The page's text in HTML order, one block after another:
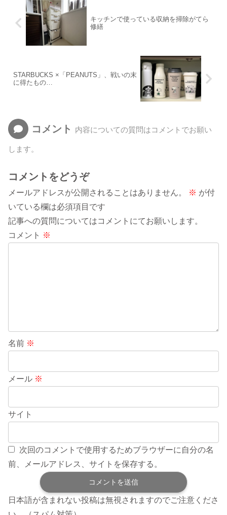
キッチンで使っている収納を掃除がてら
修繕
STARBUCKS ×「PEANUTS」、戦いの末
に得たもの…
コメント 内容についての質問はコメントでお願い
します。
コメントをどうぞ
メールアドレスが公開されることはありません。 ※ が付
いている欄は必須項目です
記事への質問についてはコメントにてお願いします。
コメント ※
名前 ※
メール ※
サイト
次回のコメントで使用するためブラウザーに自分の名
前、メールアドレス、サイトを保存する。
日本語が含まれない投稿は無視されますのでご注意くださ